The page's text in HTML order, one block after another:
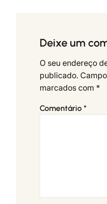
Deixe um
O seu endereço
publicado.
marcados com *
Comentário *